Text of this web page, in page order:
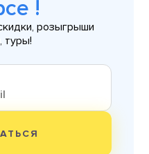
!
розыгрыши
туры!